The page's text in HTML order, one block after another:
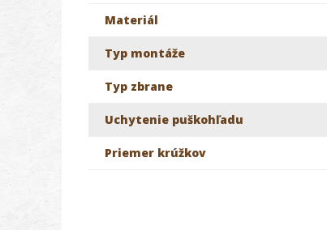
Materiál
Typ montáže
Typ zbrane
Uchytenie puškohľadu
Priemer krúžkov